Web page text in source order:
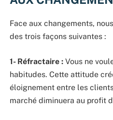
Face aux changements,
des trois façons suivantes :
1- Réfractaire : Vous ne
habitudes. Cette attitude
éloignement entre les
marché diminuera au profit